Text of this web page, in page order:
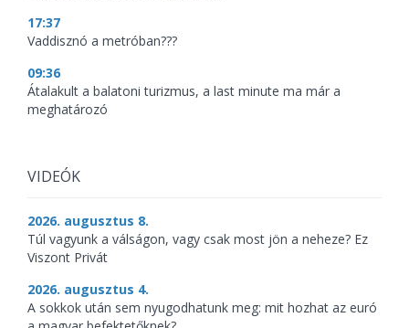
17:37
Vaddisznó a metróban???
09:36
Átalakult a balatoni turizmus, a last minute ma már a
meghatározó
VIDEÓK
2026. augusztus 8.
Túl vagyunk a válságon, vagy csak most jön a neheze? Ez
Viszont Privát
2026. augusztus 4.
A sokkok után sem nyugodhatunk meg: mit hozhat az euró